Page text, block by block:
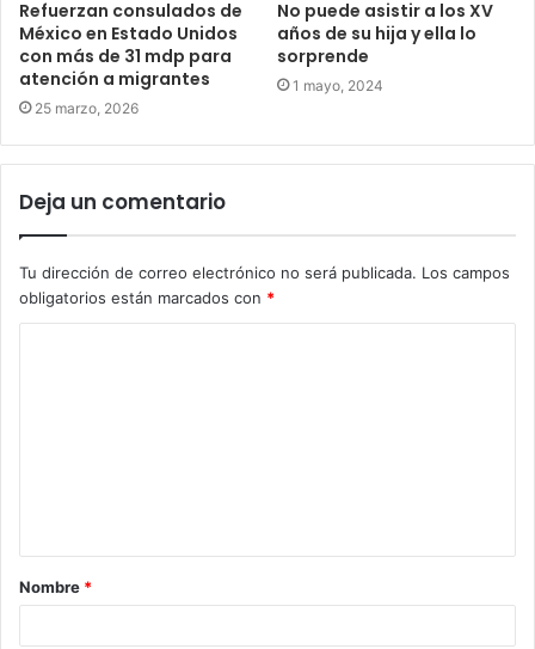
Refuerzan consulados de
México en Estado Unidos
con más de 31 mdp para
atención a migrantes
25 marzo, 2026
No puede asistir a los XV
años de su hija y ella lo
sorprende
1 mayo, 2024
Deja un comentario
Tu dirección de correo electrónico no será publicada. Los campos
obligatorios están marcados con *
Nombre *